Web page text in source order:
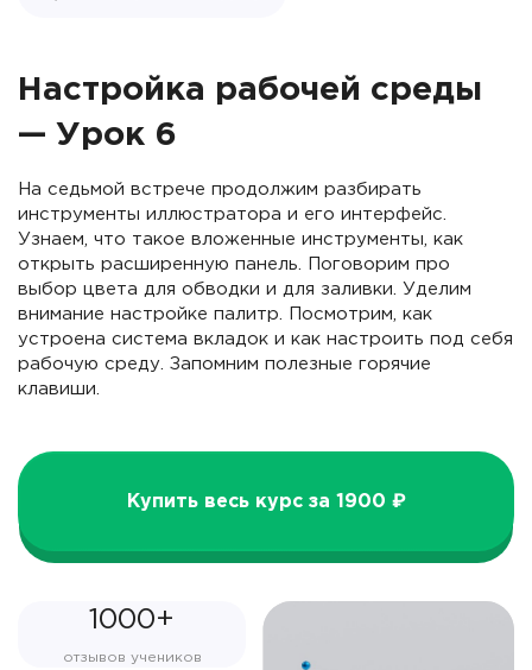
Настройка рабочей среды
— Урок 6
На седьмой встрече продолжим разбирать
инструменты иллюстратора и его интерфейс.
Узнаем, что такое вложенные инструменты, как
открыть расширенную панель. Поговорим про
выбор цвета для обводки и для заливки. Уделим
внимание настройке палитр. Посмотрим, как
устроена система вкладок и как настроить под себя
рабочую среду. Запомним полезные горячие
клавиши.
Купить весь курс за 1900 ₽
1000+
отзывов учеников